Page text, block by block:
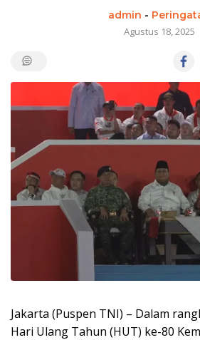
admin -
Agustus 18, 2025
Jakarta (Puspen TNI) – Dalam
Hari Ulang Tahun (HUT) ke-80